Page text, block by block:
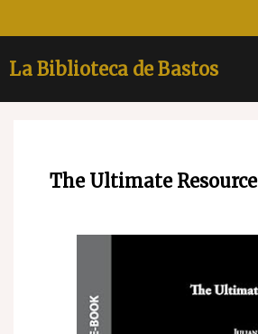
La Biblioteca de Bastos
The Ultimate Resource